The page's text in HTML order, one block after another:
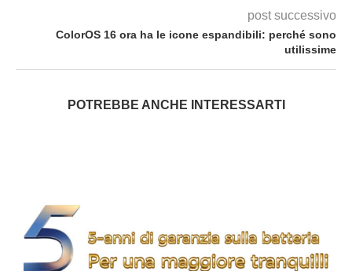
post successivo
ColorOS 16 ora ha le icone espandibili: perché sono
utilissime
POTREBBE ANCHE INTERESSARTI